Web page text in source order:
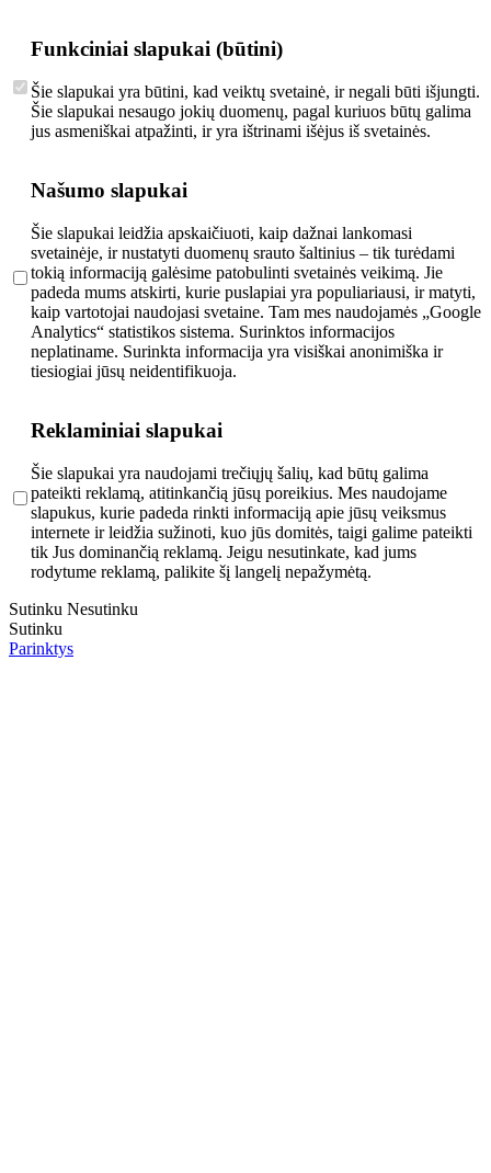
Funkciniai slapukai (būtini)
Šie slapukai yra būtini, kad veiktų svetainė, ir negali būti išjungti.
Šie slapukai nesaugo jokių duomenų, pagal kuriuos būtų galima
jus asmeniškai atpažinti, ir yra ištrinami išėjus iš svetainės.
Našumo slapukai
Šie slapukai leidžia apskaičiuoti, kaip dažnai lankomasi
svetainėje, ir nustatyti duomenų srauto šaltinius – tik turėdami
tokią informaciją galėsime patobulinti svetainės veikimą. Jie
padeda mums atskirti, kurie puslapiai yra populiariausi, ir matyti,
kaip vartotojai naudojasi svetaine. Tam mes naudojamės „Google
Analytics“ statistikos sistema. Surinktos informacijos
neplatiname. Surinkta informacija yra visiškai anonimiška ir
tiesiogiai jūsų neidentifikuoja.
Reklaminiai slapukai
Šie slapukai yra naudojami trečiųjų šalių, kad būtų galima
pateikti reklamą, atitinkančią jūsų poreikius. Mes naudojame
slapukus, kurie padeda rinkti informaciją apie jūsų veiksmus
internete ir leidžia sužinoti, kuo jūs domitės, taigi galime pateikti
tik Jus dominančią reklamą. Jeigu nesutinkate, kad jums
rodytume reklamą, palikite šį langelį nepažymėtą.
Sutinku Nesutinku
Sutinku
Parinktys